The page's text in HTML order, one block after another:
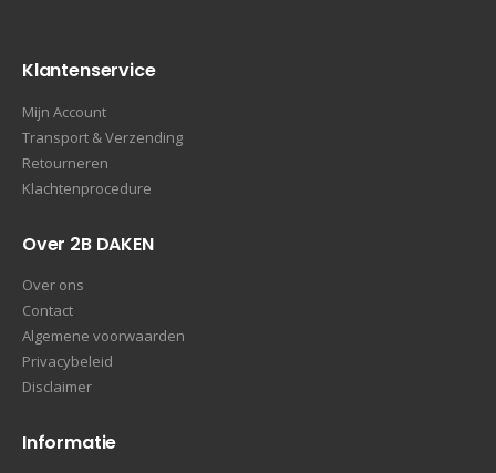
Klantenservice
Mijn Account
Transport & Verzending
Retourneren
Klachtenprocedure
Over 2B DAKEN
Over ons
Contact
Algemene voorwaarden
Privacybeleid
Disclaimer
Informatie